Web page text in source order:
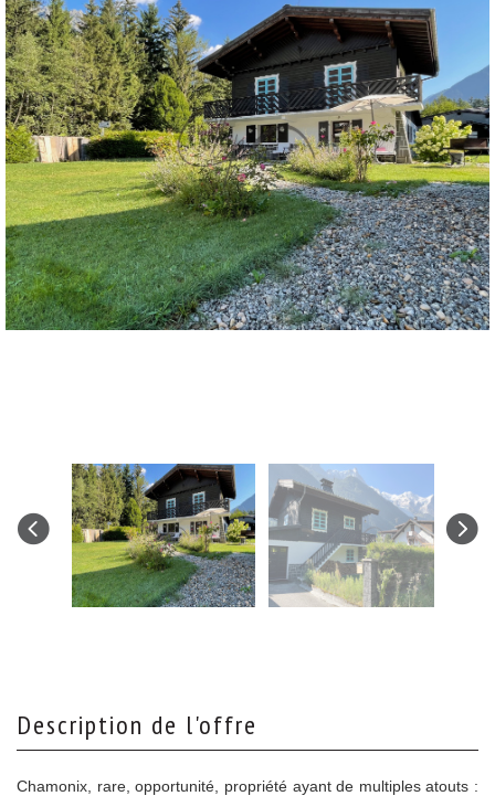
description de l'offre
Chamonix, rare, opportunité, propriété ayant de multiples atouts :